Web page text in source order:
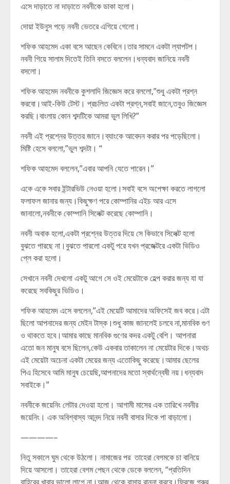
এসে দাড়াতে না দাড়াতে নবনীকে ডাকা হলো।
দোয়া ইউনুস পড়ে নবনী ভেতরে এগিয়ে গেলো।
শফিক আহমেদ একা বসে আছেন কেবিনে।তার সামনে একটা ল্যাপটপ।
নবনী গিয়ে সালাম দিতেই তিনি বসতে বললেন।ধন্যবাদ জানিয়ে নবনী
বসলো।
শফিক আহমেদ নবনীকে কুশলাদি জিজ্ঞেস করে বললো,”শুধু একটা প্রশ্ন
করবো।আই-কিউ টেস্ট। প্রচলিত একটা প্রশ্ন,সবাই জানে,তবুও জিজ্ঞেস
করছি।বাংলায় কোন শব্দটিকে আমরা ভুল লিখি?”
নবনী এই প্রশ্নের উত্তর জানে।ব্যাংকে আবেদন করার পর পড়েছিলো।
মিষ্টি হেসে বললো,”ভুল শব্দটা। “
শফিক আহমেদ বললেন,”এবার আপনি যেতে পারেন।”
একে একে সবার ইন্টারভিউ নেওয়া হলো।সবাই বসে অপেক্ষা করতে লাগলো
ফলাফল জানার জন্য।কিছুক্ষণ পরে কোম্পানির এইচ আর এসে
জানালো,নবনীকে কোম্পানি সিলেক্ট করেছে কোম্পানি।
নবনী অবাক হলো,একটা প্রশ্নের উত্তর দিয়ে সে কিভাবে সিলেক্ট হলো
বুঝতে পারছে না।বুঝতে পারলো একটু পরে যখন প্রজেক্টরে একটা ভিডিও
প্লে করা হলো।
সেখানে নবনী দেখলো একটু আগে সে ওই মেয়েটাকে হেল্প করার জন্য যা যা
করেছে সবকিছুর ভিডিও।
শফিক আহমেদ এসে বললেন,”এই মেয়েটি আমাদের অফিসেই জব করে।এটা
ছিলো আপনাদের জন্য মেইন টাস্ক।শুধু কাজ জানলেই চলবে না,মানবিক গুণ
ও থাকতে হবে।আমার কাছে মানবিক গুণের কদর একটু বেশি। আপনারা
এতো জন মানুষ বসে ছিলেন,কেউ একবার তাকালেন না মেয়েটার দিকে।অথচ
এই মেয়েটা অচেনা একটা মেয়ের জন্য এতোকিছু করেছে।আমার ছেলের
পিএ হিসেবে আমি মানুষ চেয়েছি,আপনাদের মতো স্বার্থন্বেষী নয়।ধন্যবাদ
সবাইকে।”
নবনীকে জয়েনিং লেটার দেওয়া হলো। আগামী মাসের এক তারিখে নবনীর
জয়েনিং। এক অবিশ্বাস্য আনন্দ নিয়ে নবনী বাসার দিকে পা বাড়ালো।
————–
নিতু সকালে ঘুম থেকে উঠলো। নামাজের পর তাহেরা বেগমকে চা বানিয়ে
দিয়ে আসলো। তাহেরা বেগম পেছন থেকে ডেকে বললেন, “প্রতিদিন